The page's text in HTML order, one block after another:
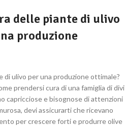
delle piante di ulivo
produzione
di ulivo per una produzione ottimale?
prendersi cura di una famiglia di divi
capricciose e bisognose di attenzioni
devi assicurarti che ricevano
per crescere forti e produrre olive